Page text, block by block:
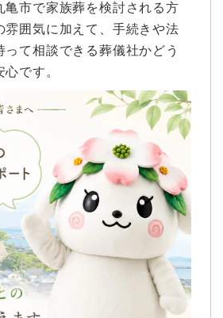
亀市で家族葬を検討される方
雰囲気に加えて、手続きや法
て相談できる葬儀社かどう
です。